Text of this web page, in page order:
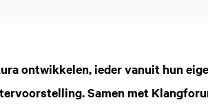
ontwikkelen, ieder vanuit hun
Samen met